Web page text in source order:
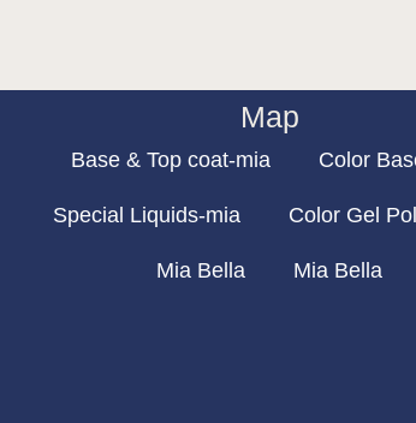
Map
Base & Top coat-mia Color
Special Liquids-mia Color Gel
Mia Bella Mia Bella